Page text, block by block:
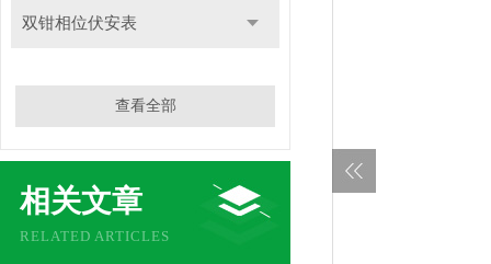
双钳相位伏安表
查看全部
相关文章
RELATED ARTICLES